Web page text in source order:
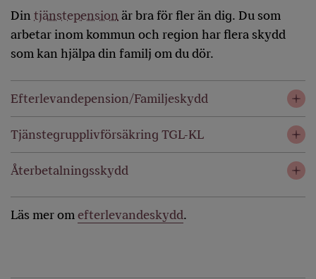
Din tjänstepension är bra för fler än dig. Du som
arbetar inom kommun och region har flera skydd
som kan hjälpa din familj om du dör.
Efterlevandepension/Familjeskydd
Tjänstegrupplivförsäkring TGL-KL
Återbetalningsskydd
Läs mer omefterlevandeskydd.